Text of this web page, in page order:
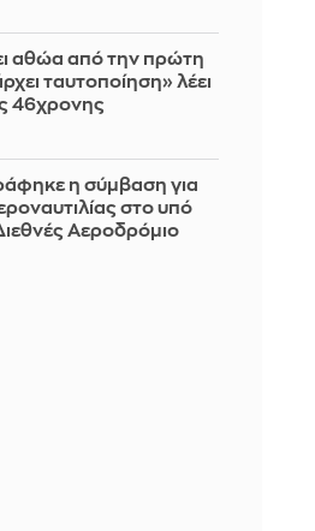
αθώα από την πρώτη
ταυτοποίηση» λέει
46χρονης
η σύμβαση για
στο υπό
Αεροδρόμιο